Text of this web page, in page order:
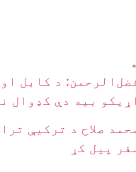
فضل‌الرحمن: د کابل او
اړیکو بیه دې کډوال
محمد صلاح د ترکیې
پیل کړ